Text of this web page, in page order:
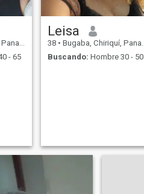
- 65
Leisa
38 • Bugaba, Chiriquí, Panamá
Buscando: Hombre 30 - 50